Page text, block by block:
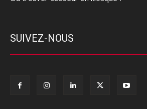
SUIVEZ-NOUS